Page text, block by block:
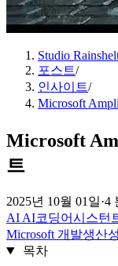
Studio
포스트/
인사이트/
Microsoft
Microsoft
트
2025년 10월 01일·4
AI AI코딩어시스턴
Microsoft 개발생산
목차